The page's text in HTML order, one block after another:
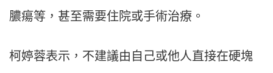
膿瘍等，甚至需要住院或手術治療。
柯婷蓉表示，不建議由自己或他人直接在硬塊